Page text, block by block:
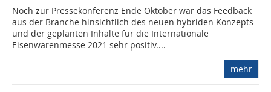
Noch zur Pressekonferenz Ende Oktober war das Feedback
aus der Branche hinsichtlich des neuen hybriden Konzepts
und der geplanten Inhalte für die Internationale
Eisenwarenmesse 2021 sehr positiv....
mehr